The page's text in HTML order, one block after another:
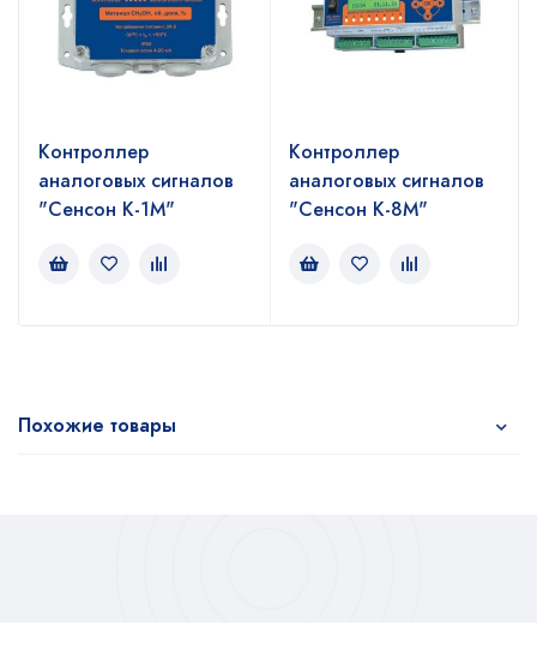
Контроллер
аналоговых сигналов
"Сенсон К-1М"
Контроллер
аналоговых сигналов
"Сенсон К-8М"
Похожие товары